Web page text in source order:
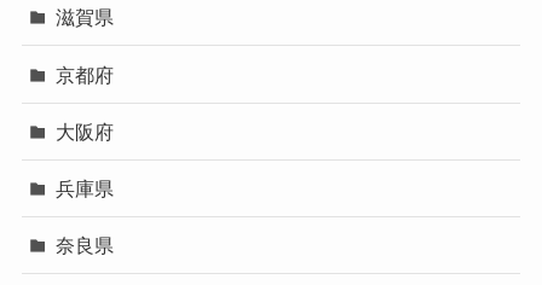
滋賀県
京都府
大阪府
兵庫県
奈良県